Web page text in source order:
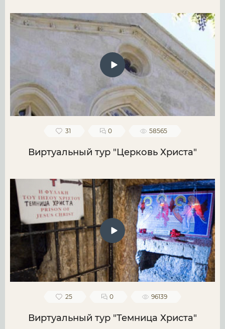
31 0 58565
Виртуальный тур "Церковь Христа"
25 0 96139
Виртуальный тур "Темница Христа"